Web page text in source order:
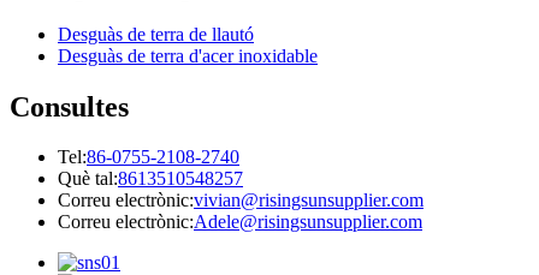
Desguàs de terra de llautó
Desguàs de terra d'acer inoxidable
Consultes
Tel:86-0755-2108-2740
Què tal:8613510548257
Correu electrònic:vivian@risingsunsupplier.com
Correu electrònic:Adele@risingsunsupplier.com